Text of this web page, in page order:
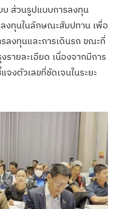
บ ส่วนรูปแบบการลงทุน
ลงทุนในลักษณะสัมปทาน เพื่อ
ลงทุนและการเดินรถ ขณะที่
รายละเอียด เนื่องจากมีการ
จงตัวเลขที่ชัดเจนในระยะ